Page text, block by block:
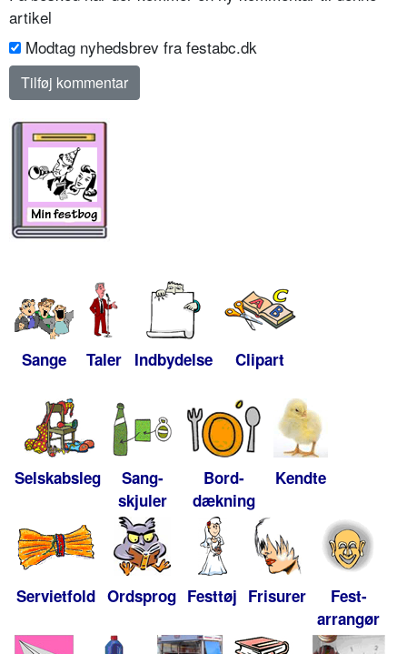
artikel
Modtag nyhedsbrev fra festabc.dk
Sange Taler Indbydelse Clipart
Selskabsleg
Sang-
skjuler
Bord-
dækning
Kendte
Servietfold Ordsprog Festtøj Frisurer
Fest-
arrangør